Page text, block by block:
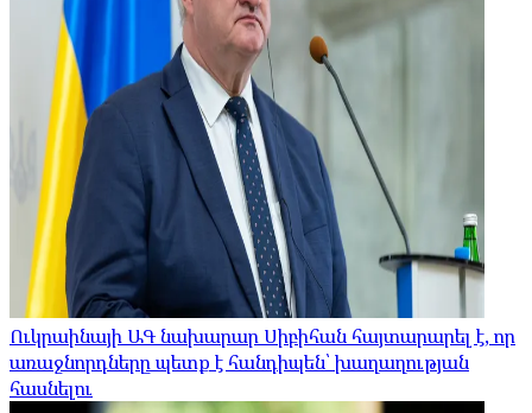
Ուկրաինայի ԱԳ նախարար Սիբիհան հայտարարել է, որ
առաջնորդները պետք է հանդիպեն՝ խաղաղության
հասնելու